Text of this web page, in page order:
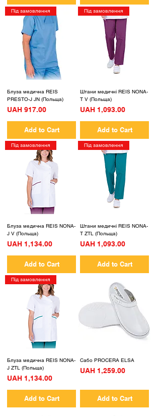
Під замовлення
Блуза медична REIS
PRESTO-J JN (Польща)
Price
UAH 917.00
Add to Cart
Під замовлення
Штани медичні REIS NONA-
T V (Польща)
Price
UAH 1,093.00
Add to Cart
Під замовлення
Блуза медична REIS NONA-
J V (Польща)
Price
UAH 1,134.00
Add to Cart
Під замовлення
Штани медичні REIS NONA-
T ZTL (Польща)
Price
UAH 1,093.00
Add to Cart
Під замовлення
Блуза медична REIS NONA-
J ZTL (Польща)
Price
UAH 1,134.00
Add to Cart
Сабо PROCERA ELSA
Price
UAH 1,259.00
Add to Cart